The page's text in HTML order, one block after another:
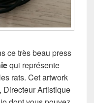
ce très beau press
qui représente
rats. Cet artwork
Directeur Artistique